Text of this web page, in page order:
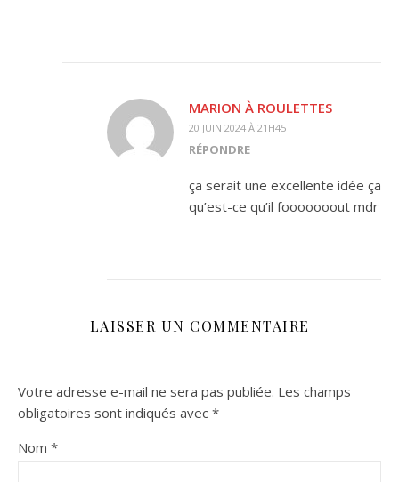
MARION À ROULETTES
20 JUIN 2024 À 21H45
RÉPONDRE
ça serait une excellente idée ça
qu’est-ce qu’il fooooooout mdr
LAISSER UN COMMENTAIRE
Votre adresse e-mail ne sera pas publiée. Les champs
obligatoires sont indiqués avec *
Nom *